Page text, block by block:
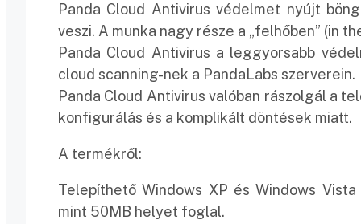
Panda Cloud Antivirus védelmet nyújt
veszi. A munka nagy része a „felhőben” (in
Panda Cloud Antivirus a leggyorsabb
cloud scanning-nek a PandaLabs szerverein.
Panda Cloud Antivirus valóban rászolgál a
konfigurálás és a komplikált döntések miatt.
A termékről:
Telepíthető Windows XP és Windows
mint 50MB helyet foglal.